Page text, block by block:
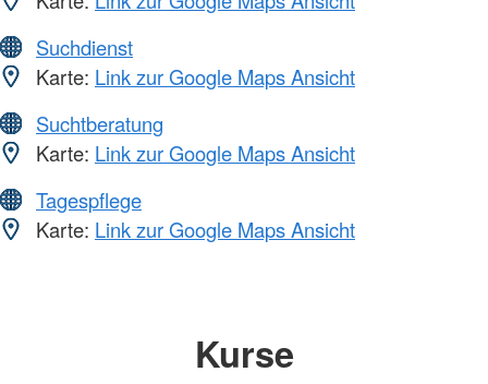
Suchdienst
Karte: Link zur Google Maps Ansicht
Suchtberatung
Karte: Link zur Google Maps Ansicht
Tagespflege
Karte: Link zur Google Maps Ansicht
Kurse